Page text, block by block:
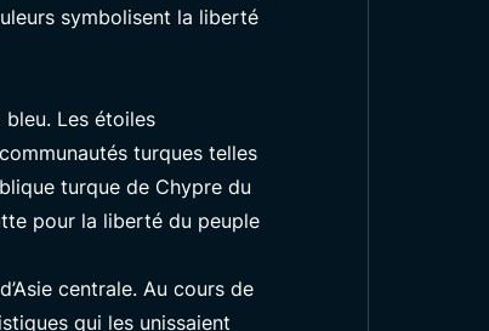
symbolisent la liberté
Les étoiles
turques telles
turque de Chypre du
pour la liberté du peuple
centrale. Au cours de
qui les unissaient